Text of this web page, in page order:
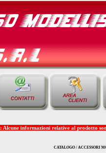
Alcune informazioni relative al prodotto
CATALOGO / ACCESSORI